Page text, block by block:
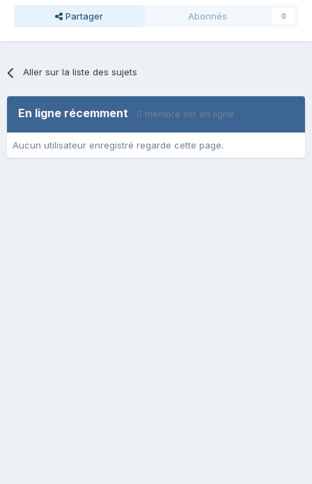
Partager Abonnés 0
Aller sur la liste des sujets
En ligne récemment 0 membre est en ligne
Aucun utilisateur enregistré regarde cette page.